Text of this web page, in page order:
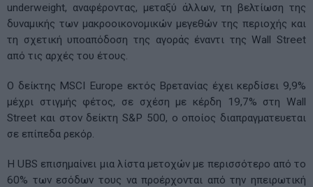
underweight, αναφέροντας, μεταξύ άλλων, τη βελτίωση της
δυναμικής των μακροοικονομικών μεγεθών της περιοχής και
τη σχετική υποαπόδοση της αγοράς έναντι της Wall Street
από τις αρχές του έτους.
Ο δείκτης MSCI Europe εκτός Βρετανίας έχει κερδίσει 9,9%
μέχρι στιγμής φέτος, σε σχέση με κέρδη 19,7% στη Wall
Street και στον δείκτη S&P 500, ο οποίος διαπραγματευεται
σε επίπεδα ρεκόρ.
Η UBS επισημαίνει μια λίστα μετοχών με περισσότερο από το
60% των εσόδων τους να προέρχονται από την ηπειρωτική